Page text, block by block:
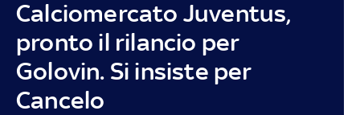
Calciomercato Juventus,
pronto il rilancio per
Golovin. Si insiste per
Cancelo